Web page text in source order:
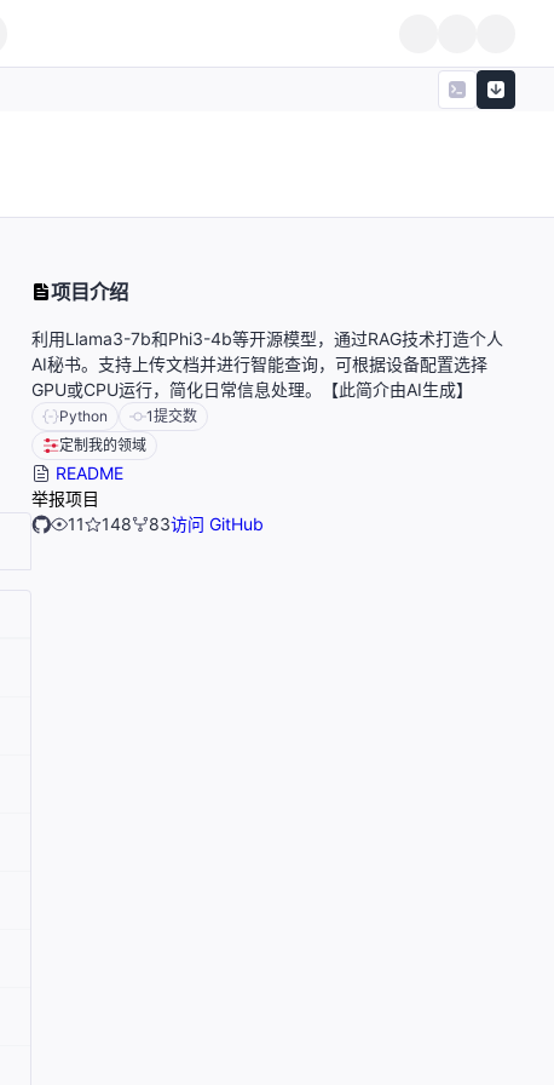
项目介绍
利用Llama3-7b和Phi3-4b等开源模型，通过RAG技术打造个人
AI秘书。支持上传文档并进行智能查询，可根据设备配置选择
GPU或CPU运行，简化日常信息处理。【此简介由AI生成】
Python 1提交数
定制我的领域
README
举报项目
11
148 83访问 GitHub